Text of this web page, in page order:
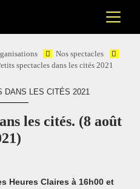
Nos spectacles
spectacles dans les cités 2021
DANS LES CITÉS 2021
les cités. (8 août
Heures Claires à 16h00 et